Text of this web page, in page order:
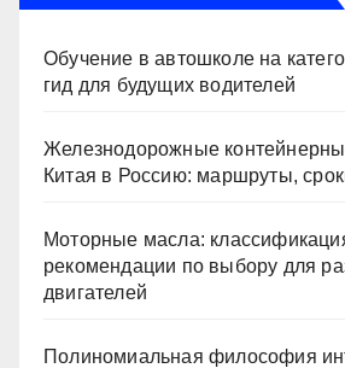
Обучение в автошколе на
гид для будущих водителей
Железнодорожные
Китая в Россию: маршруты,
Моторные масла:
рекомендации по выбору для
двигателей
Полиномиальная философия